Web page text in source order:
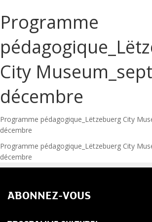
Programme
City
décembre
Programme pédagogique_Lëtzebuerg City
décembre
Navigation
de
l’article
Programme pédagogique_Lëtzebuerg City
décembre
ABONNEZ-VOUS